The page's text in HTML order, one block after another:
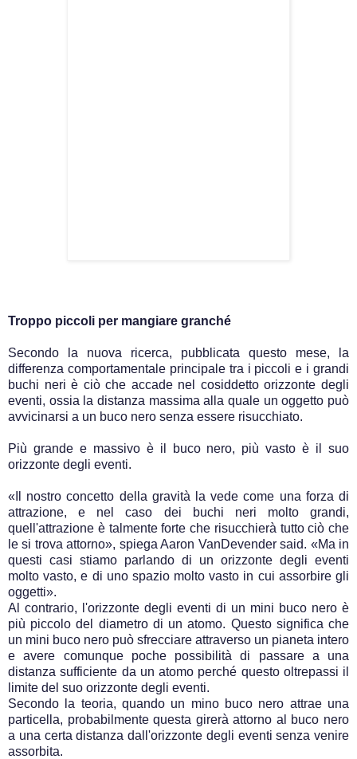
Troppo piccoli per mangiare granché
Secondo la nuova ricerca, pubblicata questo mese, la
differenza comportamentale principale tra i piccoli e i grandi
buchi neri è ciò che accade nel cosiddetto orizzonte degli
eventi, ossia la distanza massima alla quale un oggetto può
avvicinarsi a un buco nero senza essere risucchiato.
Più grande e massivo è il buco nero, più vasto è il suo
orizzonte degli eventi.
«Il nostro concetto della gravità la vede come una forza di
attrazione, e nel caso dei buchi neri molto grandi,
quell'attrazione è talmente forte che risucchierà tutto ciò che
le si trova attorno», spiega Aaron VanDevender said. «Ma in
questi casi stiamo parlando di un orizzonte degli eventi
molto vasto, e di uno spazio molto vasto in cui assorbire gli
oggetti».
Al contrario, l'orizzonte degli eventi di un mini buco nero è
più piccolo del diametro di un atomo. Questo significa che
un mini buco nero può sfrecciare attraverso un pianeta intero
e avere comunque poche possibilità di passare a una
distanza sufficiente da un atomo perché questo oltrepassi il
limite del suo orizzonte degli eventi.
Secondo la teoria, quando un mino buco nero attrae una
particella, probabilmente questa girerà attorno al buco nero
a una certa distanza dall'orizzonte degli eventi senza venire
assorbita.